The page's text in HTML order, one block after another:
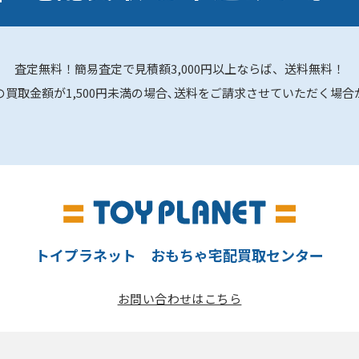
査定無料！簡易査定で見積額3,000円以上ならば、送料無料！
取金額が1,500円未満の場合､送料をご請求させていただく場合
トイプラネット おもちゃ宅配買取センター
お問い合わせはこちら